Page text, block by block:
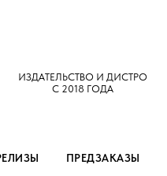
ИЗДАТЕЛЬСТВО И ДИСТРО
С 2018 ГОДА
ПРЕДЗАКАЗЫ